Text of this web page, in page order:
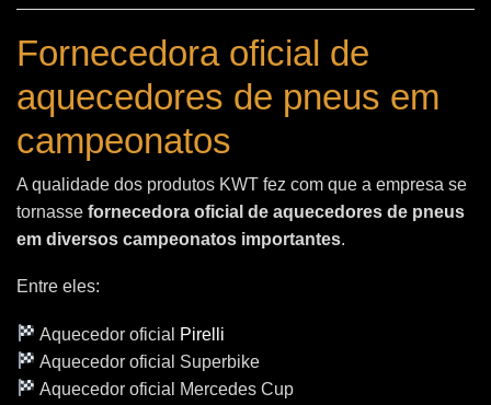
Fornecedora oficial de
aquecedores de pneus em
campeonatos
A qualidade dos produtos KWT fez com que a empresa se
tornasse fornecedora oficial de aquecedores de pneus
em diversos campeonatos importantes.
Entre eles:
Aquecedor oficial
Pirelli
Aquecedor oficial Superbike
Aquecedor oficial Mercedes Cup